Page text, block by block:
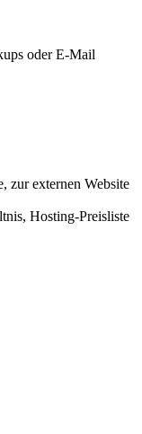
oder E-Mail
zur externen Website
Hosting-Preisliste